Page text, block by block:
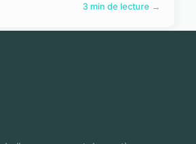
3 min de lecture →